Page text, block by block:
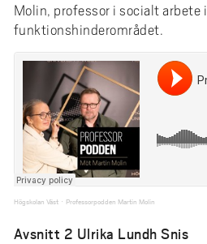
Molin, professor i socialt arbete
funktionshinderområdet.
Högskolan Väst· Professorpodden Martin Molin
Avsnitt 2 Ulrika Lundh Snis